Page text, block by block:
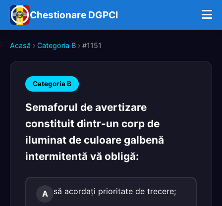
Chestionare DGPCI
Acasă › Categoria B › #1151
Categoria B
Semaforul de avertizare
constituit dintr-un corp de
iluminat de culoare galbenă
intermitentă vă obligă:
A să acordaţi prioritate de trecere;